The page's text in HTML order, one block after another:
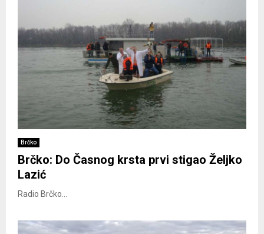
Brčko
Brčko: Do Časnog krsta prvi stigao Željko
Lazić
Radio Brčko...